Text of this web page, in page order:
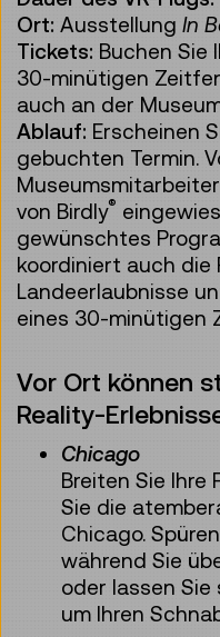
Ort: Ausstellung In
Tickets: Buchen Sie
30-minütigen
auch an der
Ablauf: Erscheinen
gebuchten Termin.
von Birdly®
gewünschtes
koordiniert auch
Landeerlaubnisse
eines 30-minütigen
Vor Ort können
Reality-
Chicago
Breiten Sie Ihre
Sie die
Chicago.
während Sie
oder lassen Sie
um Ihren